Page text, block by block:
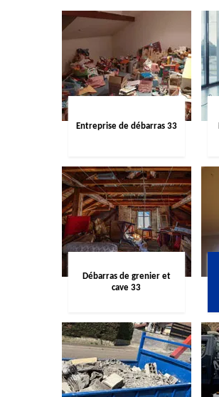
Entreprise de débarras 33
Débarras de grenier et
cave 33